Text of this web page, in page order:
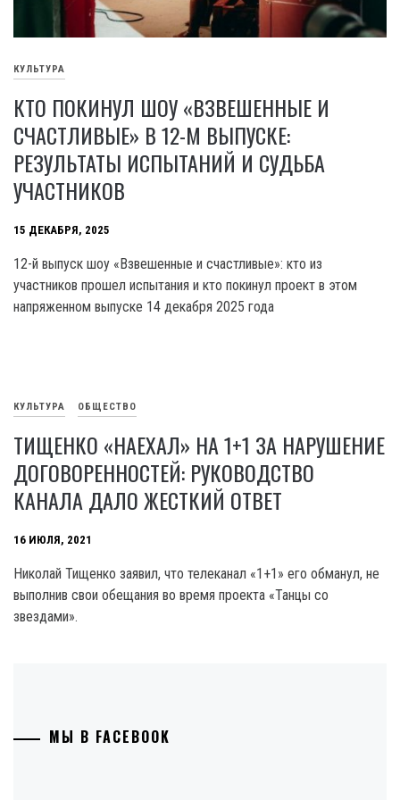
КУЛЬТУРА
КТО ПОКИНУЛ ШОУ «ВЗВЕШЕННЫЕ И
СЧАСТЛИВЫЕ» В 12-М ВЫПУСКЕ:
РЕЗУЛЬТАТЫ ИСПЫТАНИЙ И СУДЬБА
УЧАСТНИКОВ
15 ДЕКАБРЯ, 2025
12-й выпуск шоу «Взвешенные и счастливые»: кто из
участников прошел испытания и кто покинул проект в этом
напряженном выпуске 14 декабря 2025 года
КУЛЬТУРА ОБЩЕСТВО
ТИЩЕНКО «НАЕХАЛ» НА 1+1 ЗА НАРУШЕНИЕ
ДОГОВОРЕННОСТЕЙ: РУКОВОДСТВО
КАНАЛА ДАЛО ЖЕСТКИЙ ОТВЕТ
16 ИЮЛЯ, 2021
Николай Тищенко заявил, что телеканал «1+1» его обманул, не
выполнив свои обещания во время проекта «Танцы со
звездами».
МЫ В FACEBOOK